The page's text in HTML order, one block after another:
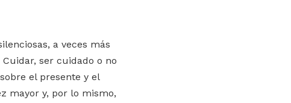
a veces más
ser cuidado o no
el presente y el
mayor y, por lo mismo,